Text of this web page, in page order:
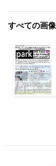
すべての画像